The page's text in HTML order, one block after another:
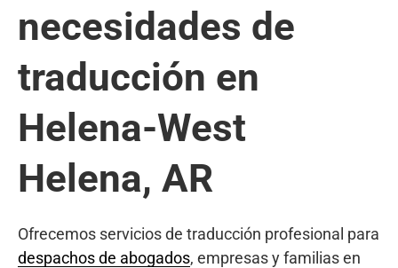
necesidades de
traducción en
Helena-West
Helena, AR
Ofrecemos servicios de traducción profesional para
despachos de abogados, empresas y familias en